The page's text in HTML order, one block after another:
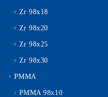
Zr 98x18
Zr 98x20
Zr 98x25
Zr 98x30
PMMA
PMMA 98x10